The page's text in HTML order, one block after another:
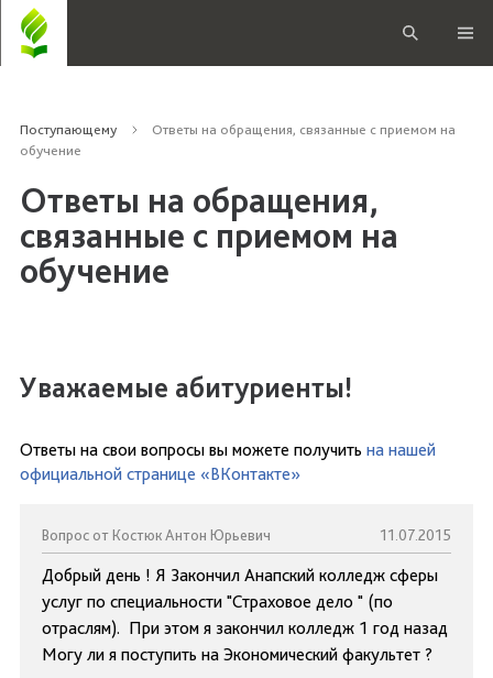
Поступающему
Ответы на обращения, связанные с приемом на
обучение
Ответы на обращения,
связанные с приемом на
обучение
Уважаемые абитуриенты!
Ответы на свои вопросы вы можете получить на нашей
официальной странице «ВКонтакте»
Вопрос от Костюк Антон Юрьевич 11.07.2015
Добрый день ! Я Закончил Анапский колледж сферы
услуг по специальности "Страховое дело " (по
отраслям). При этом я закончил колледж 1 год назад
Могу ли я поступить на Экономический факультет ?